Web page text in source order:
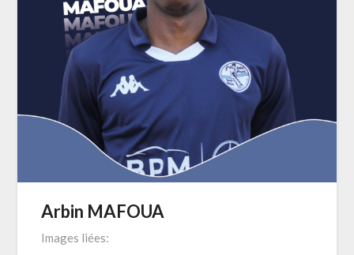
Arbin MAFOUA
Images liées: